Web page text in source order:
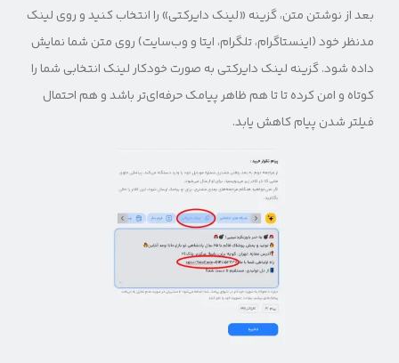
بعد از نوشتن متن، گزینه «لینک دایرکتی» را انتخاب کنید و روی لینک
مدنظر خود (اینستاگرام، تلگرام، ایتا و وب‎‌سایت) روی متن شما نمایش
داده شود. گزینه لینک دایرکتی به صورت خودکار لینک انتخابی شما را
کوتاه و امن کرده تا تا هم ظاهر پیامک حرفه‌ای‌تر باشد و هم احتمال
فیلتر شدن پیام کاهش یابد.